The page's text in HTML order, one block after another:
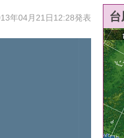
年04月21日12:28発表